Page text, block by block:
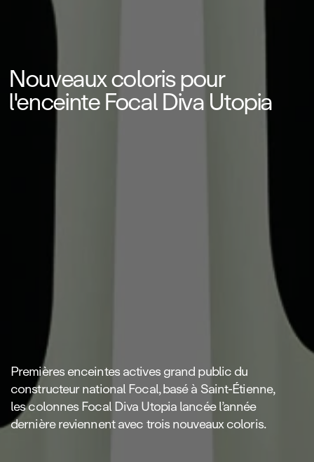
Nouveaux coloris pour
l'enceinte Focal Diva Utopia
Premières enceintes actives grand public du
constructeur national Focal, basé à Saint‑Étienne,
les colonnes Focal Diva Utopia lancée l’année
dernière reviennent avec trois nouveaux coloris.